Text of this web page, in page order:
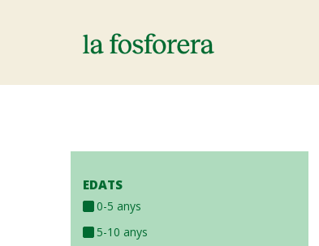
EDATS
0-5 anys
5-10 anys